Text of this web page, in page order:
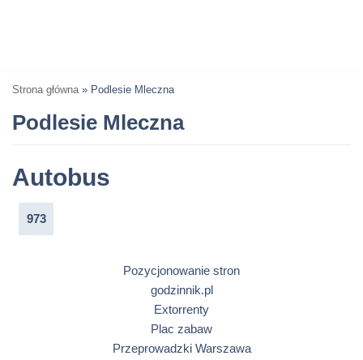
Strona główna » Podlesie Mleczna
Podlesie Mleczna
Autobus
973
Pozycjonowanie stron
godzinnik.pl
Extorrenty
Plac zabaw
Przeprowadzki Warszawa